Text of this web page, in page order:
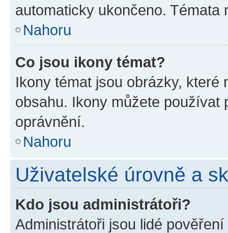
automaticky ukončeno.
Nahoru
Co jsou ikony témat?
Ikony témat jsou obrázky,
obsahu. Ikony můžete používat
oprávnění.
Nahoru
Uživatelské úrovně a
Kdo jsou administrátoři?
Administrátoři jsou lidé